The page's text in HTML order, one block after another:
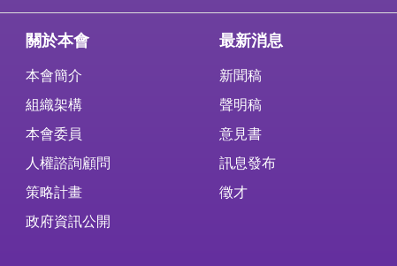
關於本會
本會簡介
組織架構
本會委員
人權諮詢顧問
策略計畫
政府資訊公開
最新消息
新聞稿
聲明稿
意見書
訊息發布
徵才